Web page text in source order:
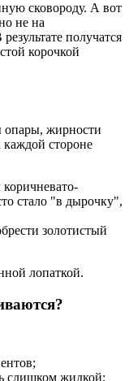
сковороду. А вот
не на
получатся
корочкой
опары, жирности
стороне
стало "в дырочку",
золотистый
лопаткой.
слишком жидкой;